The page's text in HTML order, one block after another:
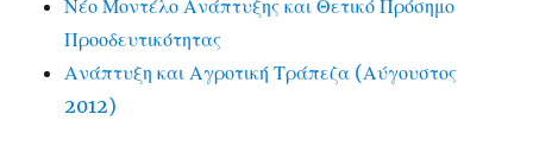
Νέο Μοντέλο Ανάπτυξης και Θετικό Πρόσημο
Προοδευτικότητας
Ανάπτυξη και Αγροτική Τράπεζα (Αύγουστος
2012)